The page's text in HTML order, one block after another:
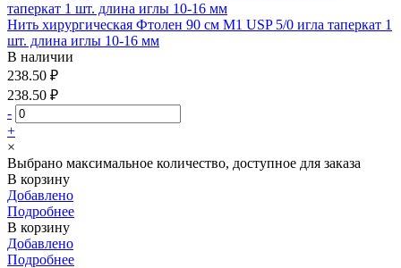
Нить хирургическая Фтолен 90 см М1 USP 5/0 игла таперкат 1
шт. длина иглы 10-16 мм
В наличии
238.50 ₽
238.50 ₽
-
+
×
Выбрано максимальное количество, доступное для заказа
В корзину
Добавлено
Подробнее
В корзину
Добавлено
Подробнее